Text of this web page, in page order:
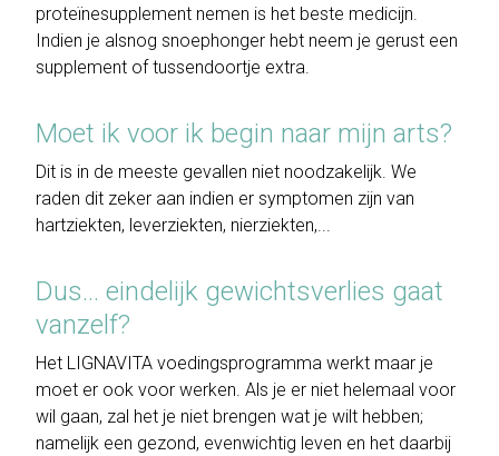
proteïnesupplement nemen is het beste medicijn.
Indien je alsnog snoephonger hebt neem je gerust een
supplement of tussendoortje extra.
Moet ik voor ik begin naar mijn arts?
Dit is in de meeste gevallen niet noodzakelijk. We
raden dit zeker aan indien er symptomen zijn van
hartziekten, leverziekten, nierziekten,...
Dus... eindelijk gewichtsverlies gaat
vanzelf?
Het LIGNAVITA voedingsprogramma werkt maar je
moet er ook voor werken. Als je er niet helemaal voor
wil gaan, zal het je niet brengen wat je wilt hebben;
namelijk een gezond, evenwichtig leven en het daarbij